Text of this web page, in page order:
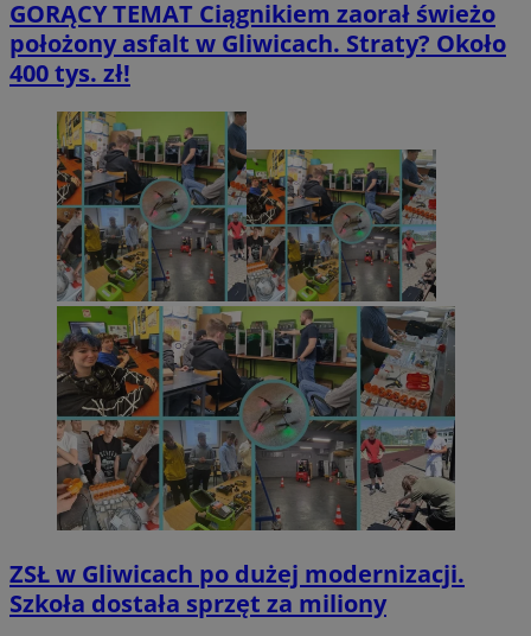
GORĄCY TEMAT Ciągnikiem zaorał świeżo
położony asfalt w Gliwicach. Straty? Około
400 tys. zł!
ZSŁ w Gliwicach po dużej modernizacji.
Szkoła dostała sprzęt za miliony